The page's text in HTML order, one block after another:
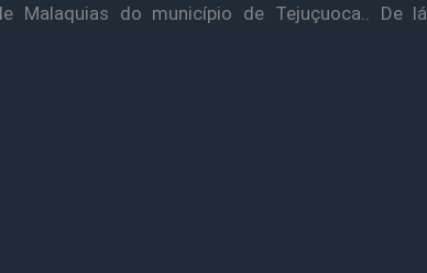
Malaquias do município de Tejuçuoca.. De lá